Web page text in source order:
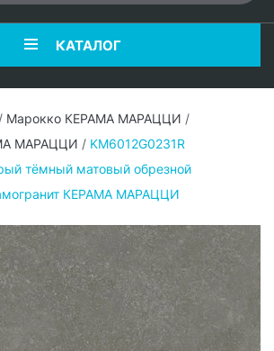
КАТАЛОГ
/ Марокко КЕРАМА МАРАЦЦИ /
МАРАЦЦИ / KM6012G0231R
тёмный матовый обрезной
КЕРАМА МАРАЦЦИ